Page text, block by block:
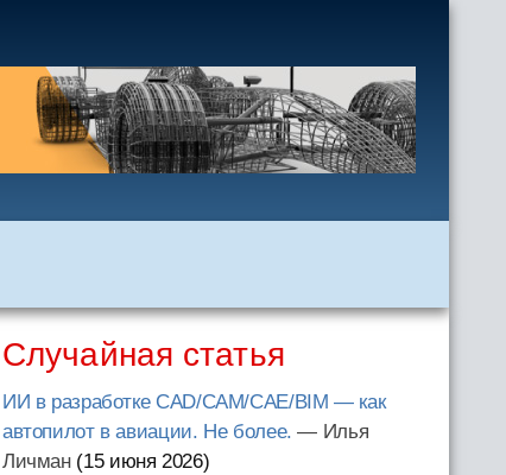
Случайная статья
ИИ в разработке CAD/CAM/CAE/BIM — как
автопилот в авиации. Не более. — Илья
Личман (15 июня 2026)